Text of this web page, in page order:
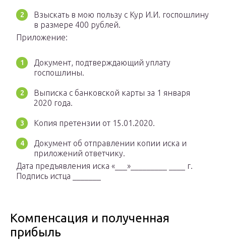
Взыскать в мою пользу с Кур И.И. госпошлину
в размере 400 рублей.
Приложение:
Документ, подтверждающий уплату
госпошлины.
Выписка с банковской карты за 1 января
2020 года.
Копия претензии от 15.01.2020.
Документ об отправлении копии иска и
приложений ответчику.
Дата предъявления иска «___»_________ ____ г.
Подпись истца _______
Компенсация и полученная
прибыль